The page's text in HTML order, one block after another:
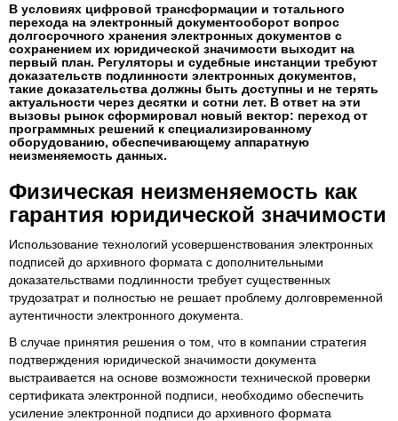
В условиях цифровой трансформации и тотального
перехода на электронный документооборот вопрос
долгосрочного хранения электронных документов с
сохранением их юридической значимости выходит на
первый план. Регуляторы и судебные инстанции требуют
доказательств подлинности электронных документов,
такие доказательства должны быть доступны и не терять
актуальности через десятки и сотни лет. В ответ на эти
вызовы рынок сформировал новый вектор: переход от
программных решений к специализированному
оборудованию, обеспечивающему аппаратную
неизменяемость данных.
Физическая неизменяемость как
гарантия юридической значимости
Использование технологий усовершенствования электронных
подписей до архивного формата с дополнительными
доказательствами подлинности требует существенных
трудозатрат и полностью не решает проблему долговременной
аутентичности электронного документа.
В случае принятия решения о том, что в компании стратегия
подтверждения юридической значимости документа
выстраивается на основе возможности технической проверки
сертификата электронной подписи, необходимо обеспечить
усиление электронной подписи до архивного формата